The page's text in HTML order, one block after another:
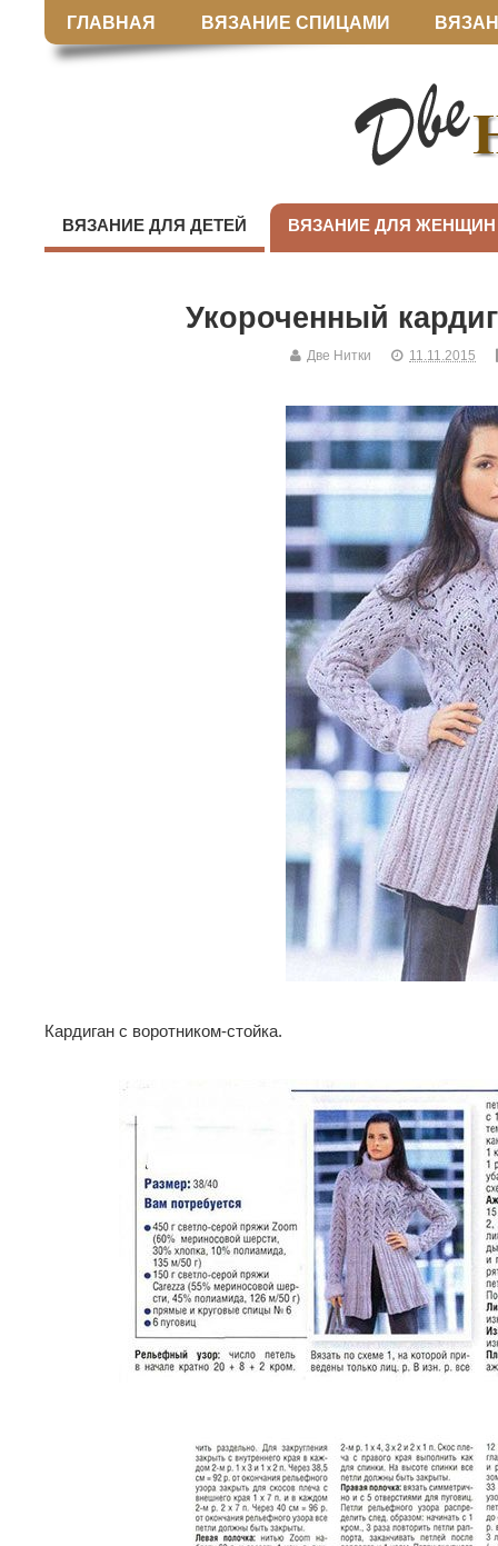
ГЛАВНАЯ ВЯЗАНИЕ СПИЦАМИ
ВЯЗАНИЕ ДЛЯ ДЕТЕЙ ВЯЗАНИЕ ДЛЯ ЖЕНЩИН
Укороченный
Две Нитки 11.11.2015
Кардиган с воротником-стойка.